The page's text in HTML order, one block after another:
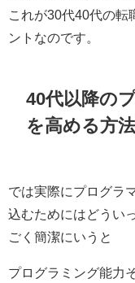
これが30代40代の転
ントなのです。
40代以降の
を高める方
では実際にプログラ
込むためにはどうい
ごく簡潔にいうと
プログラミング能力